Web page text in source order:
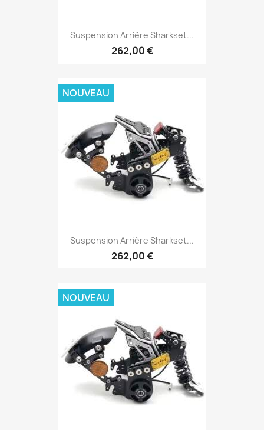
Suspension Arrière Sharkset...
262,00 €
Suspension Arrière Sharkset...
262,00 €
NOUVEAU
NOUVEAU